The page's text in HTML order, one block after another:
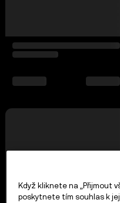
Když kliknete na „Přijmout
poskytnete tím souhlas k